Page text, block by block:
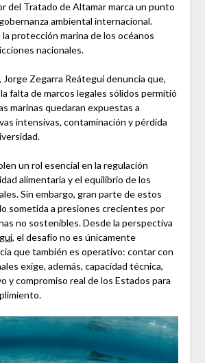
del Tratado de Altamar marca un punto
ambiental internacional.
protección marina de los océanos
nacionales.
Zegarra Reátegui denuncia que,
falta de marcos legales sólidos permitió
marinas quedaran expuestas a
intensivas, contaminación y pérdida
un rol esencial en la regulación
alimentaria y el equilibrio de los
Sin embargo, gran parte de estos
sometida a presiones crecientes por
no sostenibles. Desde la perspectiva
, el desafío no es únicamente
que también es operativo: contar con
exige, además, capacidad técnica,
y compromiso real de los Estados para